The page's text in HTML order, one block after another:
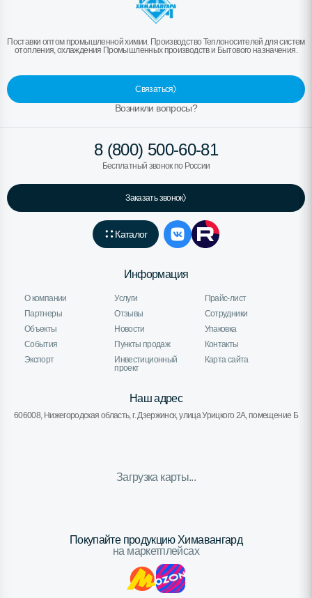
Поставки оптом промышленной химии. Производство Теплоносителей для систем
отопления, охлаждения Промышленных производств и Бытового назначения.
Связаться
Возникли вопросы?
8 (800) 500-60-81
Бесплатный звонок по России
Заказать звонок
Каталог
Информация
О компании Услуги
Прайс-лист
Партнеры
Отзывы
Сотрудники
Объекты
Новости
Упаковка
События
Пункты продаж
Контакты
Экспорт
Инвестиционный
проект
Карта сайта
Наш адрес
606008, Нижегородская область, г. Дзержинск, улица Урицкого 2А, помещение Б
Загрузка карты...
Покупайте продукцию Химавангард
на маркетплейсах